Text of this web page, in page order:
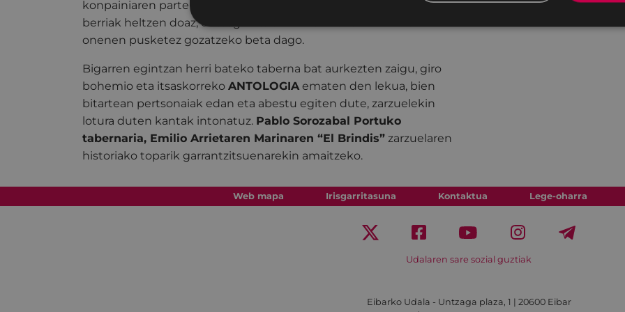
konpainiaren parte izateko audizioetan parte hartuko duten lagun
berriak heltzen doaz, entsegu eta audizioen baitan Zarzuelarik
onenen pusketez gozatzeko beta dago.
Bigarren egintzan herri bateko taberna bat aurkezten zaigu, giro
bohemio eta itsaskorreko ANTOLOGIA ematen den lekua, bien
bitartean pertsonaiak edan eta abestu egiten dute, zarzuelekin
lotura duten kantak intonatuz. Pablo Sorozabal Portuko
tabernaria, Emilio Arrietaren Marinaren “El Brindis” zarzuelaren
historiako toparik garrantzitsuenarekin amaitzeko.
Web mapa Irisgarritasuna Kontaktua Lege-oharra
Udalaren sare sozial guztiak
Eibarko Udala - Untzaga plaza, 1 | 20600 Eibar